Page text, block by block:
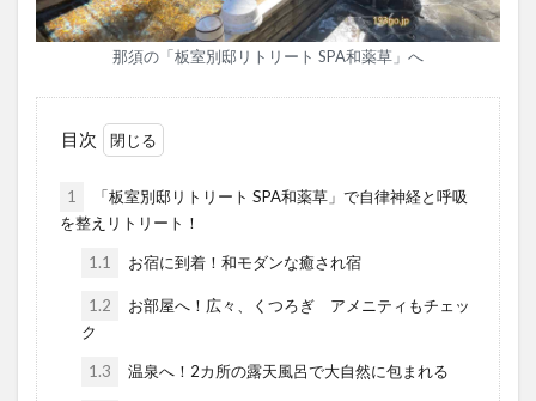
那須の「板室別邸リトリート SPA和薬草」へ
目次
1
「板室別邸リトリート SPA和薬草」で自律神経と呼吸
を整えリトリート！
1.1 お宿に到着！和モダンな癒され宿
1.2
お部屋へ！広々、くつろぎ アメニティもチェッ
ク
1.3 温泉へ！2カ所の露天風呂で大自然に包まれる